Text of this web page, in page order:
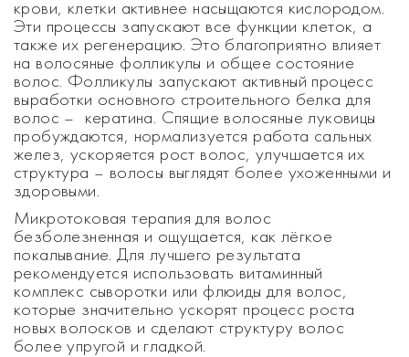
крови, клетки активнее насыщаются кислородом.
Эти процессы запускают все функции клеток, а
также их регенерацию. Это благоприятно влияет
на волосяные фолликулы и общее состояние
волос. Фолликулы запускают активный процесс
выработки основного строительного белка для
волос – кератина. Спящие волосяные луковицы
пробуждаются, нормализуется работа сальных
желез, ускоряется рост волос, улучшается их
структура – волосы выглядят более ухоженными и
здоровыми.
Микротоковая терапия для волос
безболезненная и ощущается, как лёгкое
покалывание. Для лучшего результата
рекомендуется использовать витаминный
комплекс сыворотки или флюиды для волос,
которые значительно ускорят процесс роста
новых волосков и сделают структуру волос
более упругой и гладкой.